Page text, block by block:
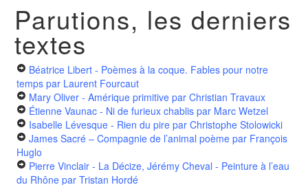
Parutions, les derniers
textes
Béatrice Libert - Poèmes à la coque. Fables pour notre
temps par Laurent Fourcaut
Mary Oliver - Amérique primitive par Christian Travaux
Étienne Vaunac - Ni de furieux chablis par Marc Wetzel
Isabelle Lévesque - Rien du pire par Christophe Stolowicki
James Sacré – Compagnie de l’animal poème par François
Huglo
Pierre Vinclair - La Décize, Jérémy Cheval - Peinture à l’eau
du Rhône par Tristan Hordé